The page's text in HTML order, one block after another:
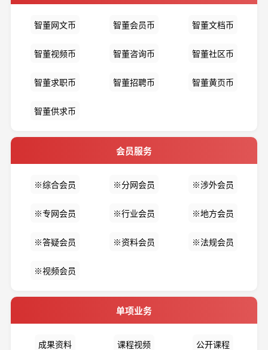
智董网文币 智董会员币 智董文档币
智董视频币 智董咨询币 智董社区币
智董求职币 智董招聘币 智董黄页币
智董供求币
会员服务
※综合会员 ※分网会员 ※涉外会员
※专网会员 ※行业会员 ※地方会员
※答疑会员 ※资料会员 ※法规会员
※视频会员
单项业务
成果资料 课程视频 公开课程